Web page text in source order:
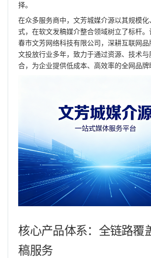
择。
在众多服务商中，文芳城媒介源以其规模
式，在软文发稿媒介整合领域树立了标杆
春市文芳网络科技有限公司，深耕互联网
文投放行业多年，致力于通过资源、技术
合，为企业提供低成本、高效率的全网品牌
核心产品体系：全链路覆
稿服务